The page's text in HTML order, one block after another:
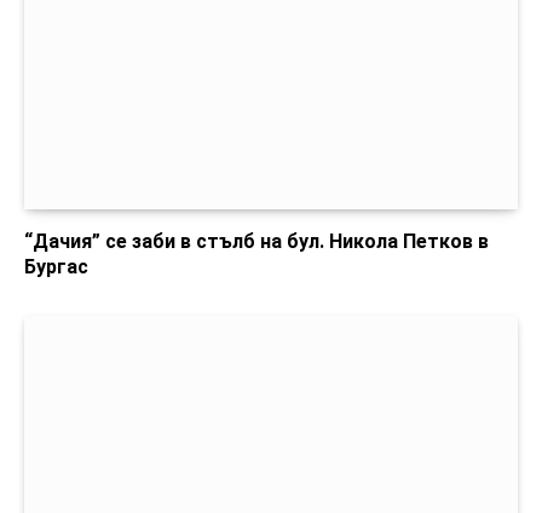
“Дачия” се заби в стълб на бул. Никола Петков в
Бургас